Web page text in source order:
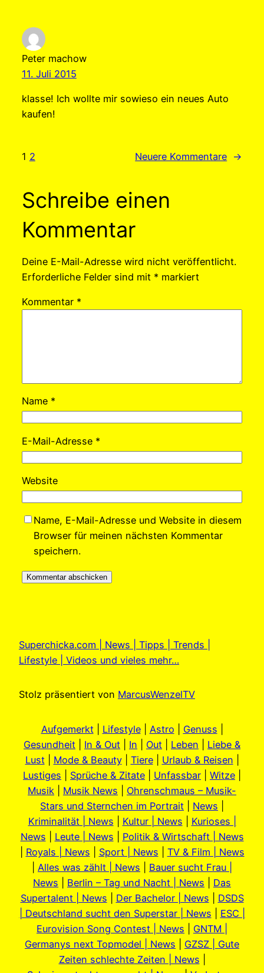
Peter machow
11. Juli 2015
klasse! Ich wollte mir sowieso ein neues Auto
kaufen!
1 2 Neuere Kommentare →
Schreibe einen
Kommentar
Deine E-Mail-Adresse wird nicht veröffentlicht.
Erforderliche Felder sind mit * markiert
Kommentar *
Name *
E-Mail-Adresse *
Website
Name, E-Mail-Adresse und Website in diesem
Browser für meinen nächsten Kommentar
speichern.
Superchicka.com | News | Tipps | Trends |
Lifestyle | Videos und vieles mehr…
Stolz präsentiert von MarcusWenzelTV
Aufgemerkt| Lifestyle| Astro Genuss
Gesundheit
In & Out In Out Leben
Liebe &
Lust| Mode & Beauty| Tiere| Urlaub & Reisen
Lustiges
Sprüche & Zitate Unfassbar Witze
Musik
Musik News
Ohrenschmaus – Musik-
Stars und Sternchen im Portrait
News
Kriminalität | News
Kultur | News
Kurioses |
News
Leute | News
Politik & Wirtschaft | News
Royals | News Sport | News
TV & Film | News
Alles was zählt | News
Bauer sucht Frau |
News
Berlin – Tag und Nacht | News
Das
Supertalent | News
Der Bachelor | News
DSDS
| Deutschland sucht den Superstar | News
ESC |
Eurovision Song Contest | News
GNTM |
Germanys next Topmodel | News
GZSZ | Gute
Zeiten schlechte Zeiten | News